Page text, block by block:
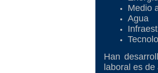
Medio
Agua
Han
laboral es